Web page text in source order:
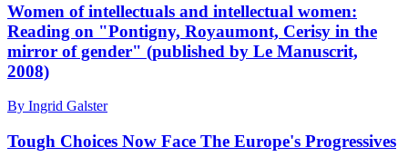
Women of intellectuals and intellectual women:
Reading on "Pontigny, Royaumont, Cerisy in the
mirror of gender" (published by Le Manuscrit,
2008)
By Ingrid Galster
Tough Choices Now Face The Europe's Progressives